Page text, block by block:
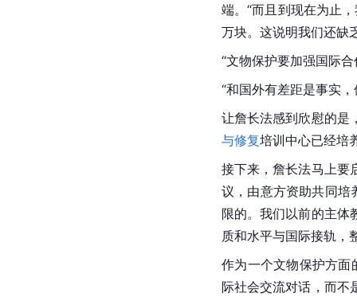
端。“而且到现在为止
万块。这说明我们还缺
“文物保护要加强国际合
“和国外有差距是事实
让詹长法感到欣慰的是
与修复培训中心已经培
接下来，詹长法马上要
议，由意方资助共同培
限的。我们以前的主体
质和水平与国际接轨，
作为一个文物保护方面
际社会交流对话，而不